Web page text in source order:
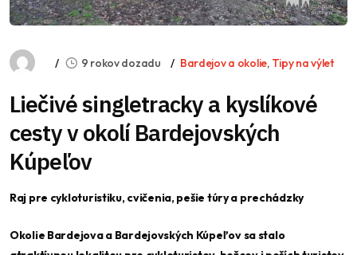
9 rokov dozadu Bardejov a okolie, Tipy na výlet
Liečivé singletracky a kyslíkové
cesty v okolí Bardejovských
Kúpeľov
Raj pre cykloturistiku, cvičenia, pešie túry a prechádzky
Okolie Bardejova a Bardejovských Kúpeľov sa stalo